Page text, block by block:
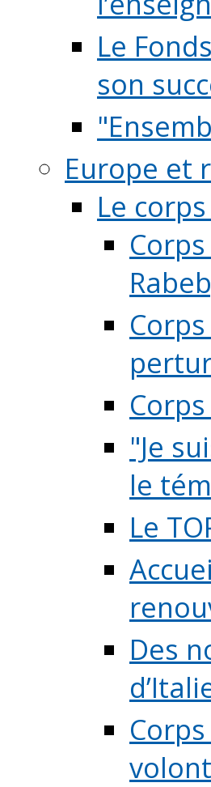
Le
son
Europe et
Le
"Je
le
Le
Des